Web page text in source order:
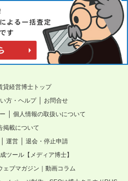
貸経営博士トップ
方・ヘルプ｜ お問合せ
｜ 個人情報の取扱いについて
掲載について
｜ 運営 ｜ 退会・停止申請
ツール【メディア博士】
ェブマガジン｜動画コラム